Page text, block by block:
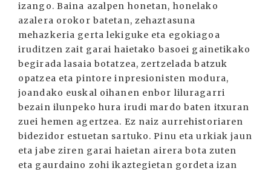
izango. Baina azalpen honetan, honelako
azalera orokor batetan, zehaztasuna
mehazkeria gerta lekiguke eta egokiagoa
iruditzen zait garai haietako basoei gainetikako
begirada lasaia botatzea, zertzelada batzuk
opatzea eta pintore inpresionisten modura,
joandako euskal oihanen enbor liluragarri
bezain ilunpeko hura irudi mardo baten itxuran
zuei hemen agertzea. Ez naiz aurrehistoriaren
bidezidor estuetan sartuko. Pinu eta urkiak jaun
eta jabe ziren garai haietan airera bota zuten
eta gaurdaino zohi ikaztegietan gordeta izan